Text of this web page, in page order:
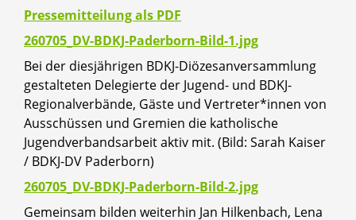
Pressemitteilung als PDF
260705_DV-BDKJ-Paderborn-Bild-1.jpg
Bei der diesjährigen BDKJ-Diözesanversammlung
gestalteten Delegierte der Jugend- und BDKJ-
Regionalverbände, Gäste und Vertreter*innen von
Ausschüssen und Gremien die katholische
Jugendverbandsarbeit aktiv mit. (Bild: Sarah Kaiser
/ BDKJ-DV Paderborn)
260705_DV-BDKJ-Paderborn-Bild-2.jpg
Gemeinsam bilden weiterhin Jan Hilkenbach, Lena